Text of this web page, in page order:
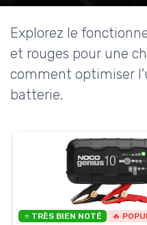
Explorez le
et rouges pour une
comment optimiser
batterie.
⭐ TRÈS BIEN NOTÉ 🔥